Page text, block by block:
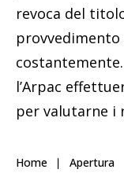
revoca del
l’Arpac
per valutarne i
Home Apertura